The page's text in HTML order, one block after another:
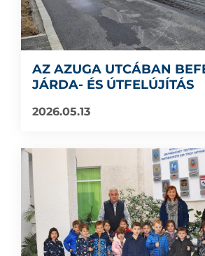
AZ AZUGA UTCÁBAN
JÁRDA- ÉS ÚTFELÚJÍTÁS
2026.05.13